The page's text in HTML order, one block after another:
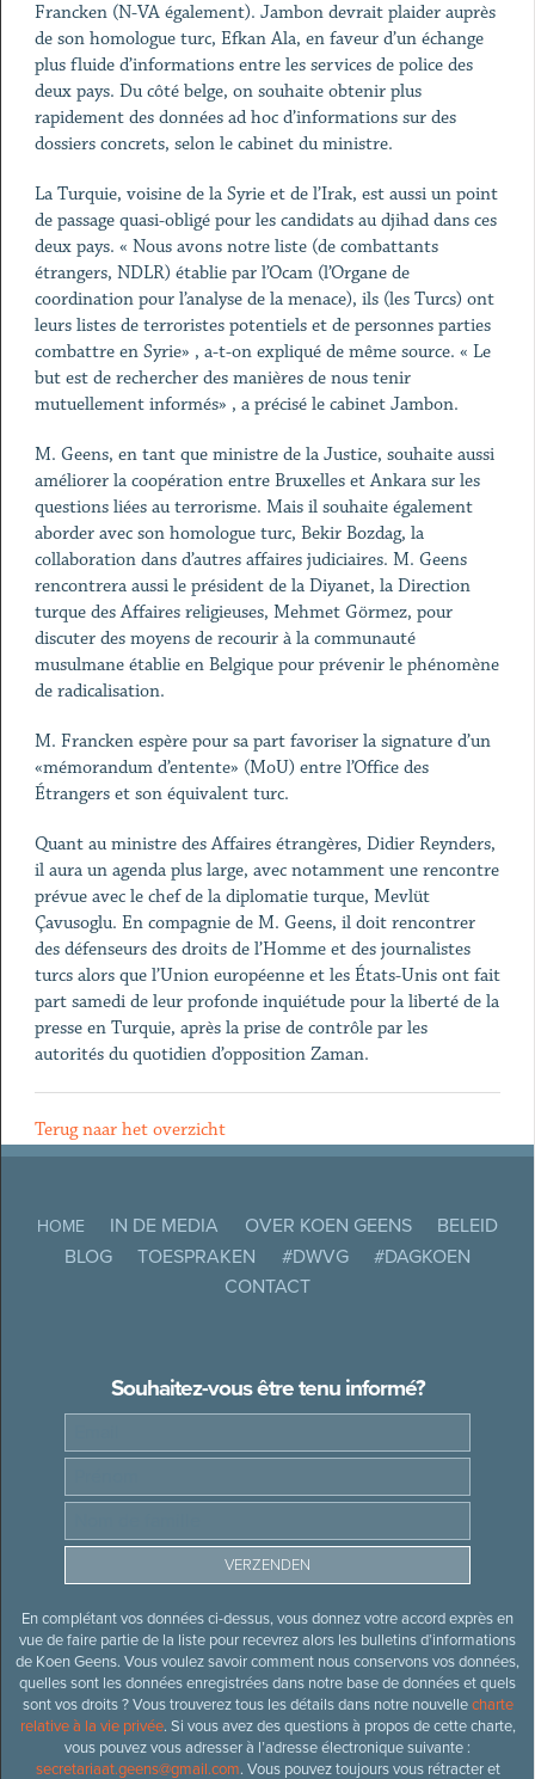
Francken (N-VA également). Jambon devrait plaider auprès
de son homologue turc, Efkan Ala, en faveur d’un échange
plus fluide d’informations entre les services de police des
deux pays. Du côté belge, on souhaite obtenir plus
rapidement des données ad hoc d’informations sur des
dossiers concrets, selon le cabinet du ministre.
La Turquie, voisine de la Syrie et de l’Irak, est aussi un point
de passage quasi-obligé pour les candidats au djihad dans ces
deux pays. « Nous avons notre liste (de combattants
étrangers, NDLR) établie par l’Ocam (l’Organe de
coordination pour l’analyse de la menace), ils (les Turcs) ont
leurs listes de terroristes potentiels et de personnes parties
combattre en Syrie» , a-t-on expliqué de même source. « Le
but est de rechercher des manières de nous tenir
mutuellement informés» , a précisé le cabinet Jambon.
M. Geens, en tant que ministre de la Justice, souhaite aussi
améliorer la coopération entre Bruxelles et Ankara sur les
questions liées au terrorisme. Mais il souhaite également
aborder avec son homologue turc, Bekir Bozdag, la
collaboration dans d’autres affaires judiciaires. M. Geens
rencontrera aussi le président de la Diyanet, la Direction
turque des Affaires religieuses, Mehmet Görmez, pour
discuter des moyens de recourir à la communauté
musulmane établie en Belgique pour prévenir le phénomène
de radicalisation.
M. Francken espère pour sa part favoriser la signature d’un
«mémorandum d’entente» (MoU) entre l’Office des
Étrangers et son équivalent turc.
Quant au ministre des Affaires étrangères, Didier Reynders,
il aura un agenda plus large, avec notamment une rencontre
prévue avec le chef de la diplomatie turque, Mevlüt
Çavusoglu. En compagnie de M. Geens, il doit rencontrer
des défenseurs des droits de l’Homme et des journalistes
turcs alors que l’Union européenne et les États-Unis ont fait
part samedi de leur profonde inquiétude pour la liberté de la
presse en Turquie, après la prise de contrôle par les
autorités du quotidien d’opposition Zaman.
Terug naar het overzicht
HOME IN DE MEDIA OVER KOEN GEENS
BELEID
BLOG
TOESPRAKEN #DWVG
#DAGKOEN
CONTACT
Souhaitez-vous être tenu informé?
En complétant vos données ci-dessus, vous donnez votre accord exprès en
vue de faire partie de la liste pour recevrez alors les bulletins d’informations
de Koen Geens. Vous voulez savoir comment nous conservons vos données,
quelles sont les données enregistrées dans notre base de données et quels
sont vos droits ? Vous trouverez tous les détails dans notre nouvellecharte
relative à la vie privée. Si vous avez des questions à propos de cette charte,
vous pouvez vous adresser à l’adresse électronique suivante :
secretariaat.geens@gmail.com. Vous pouvez toujours vous rétracter et